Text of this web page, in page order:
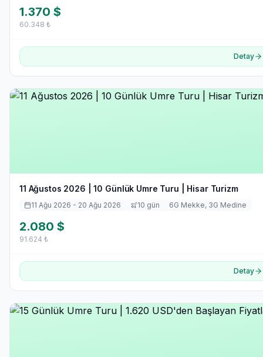
1.370 $
60.348 ₺
Detay
11 Ağustos 2026 | 10 Günlük Umre Turu | Hisar Turizm
11 Ağu 2026 - 20 Ağu 2026 10 gün 6G Mekke, 3G Medine
2.080 $
91.624 ₺
Detay